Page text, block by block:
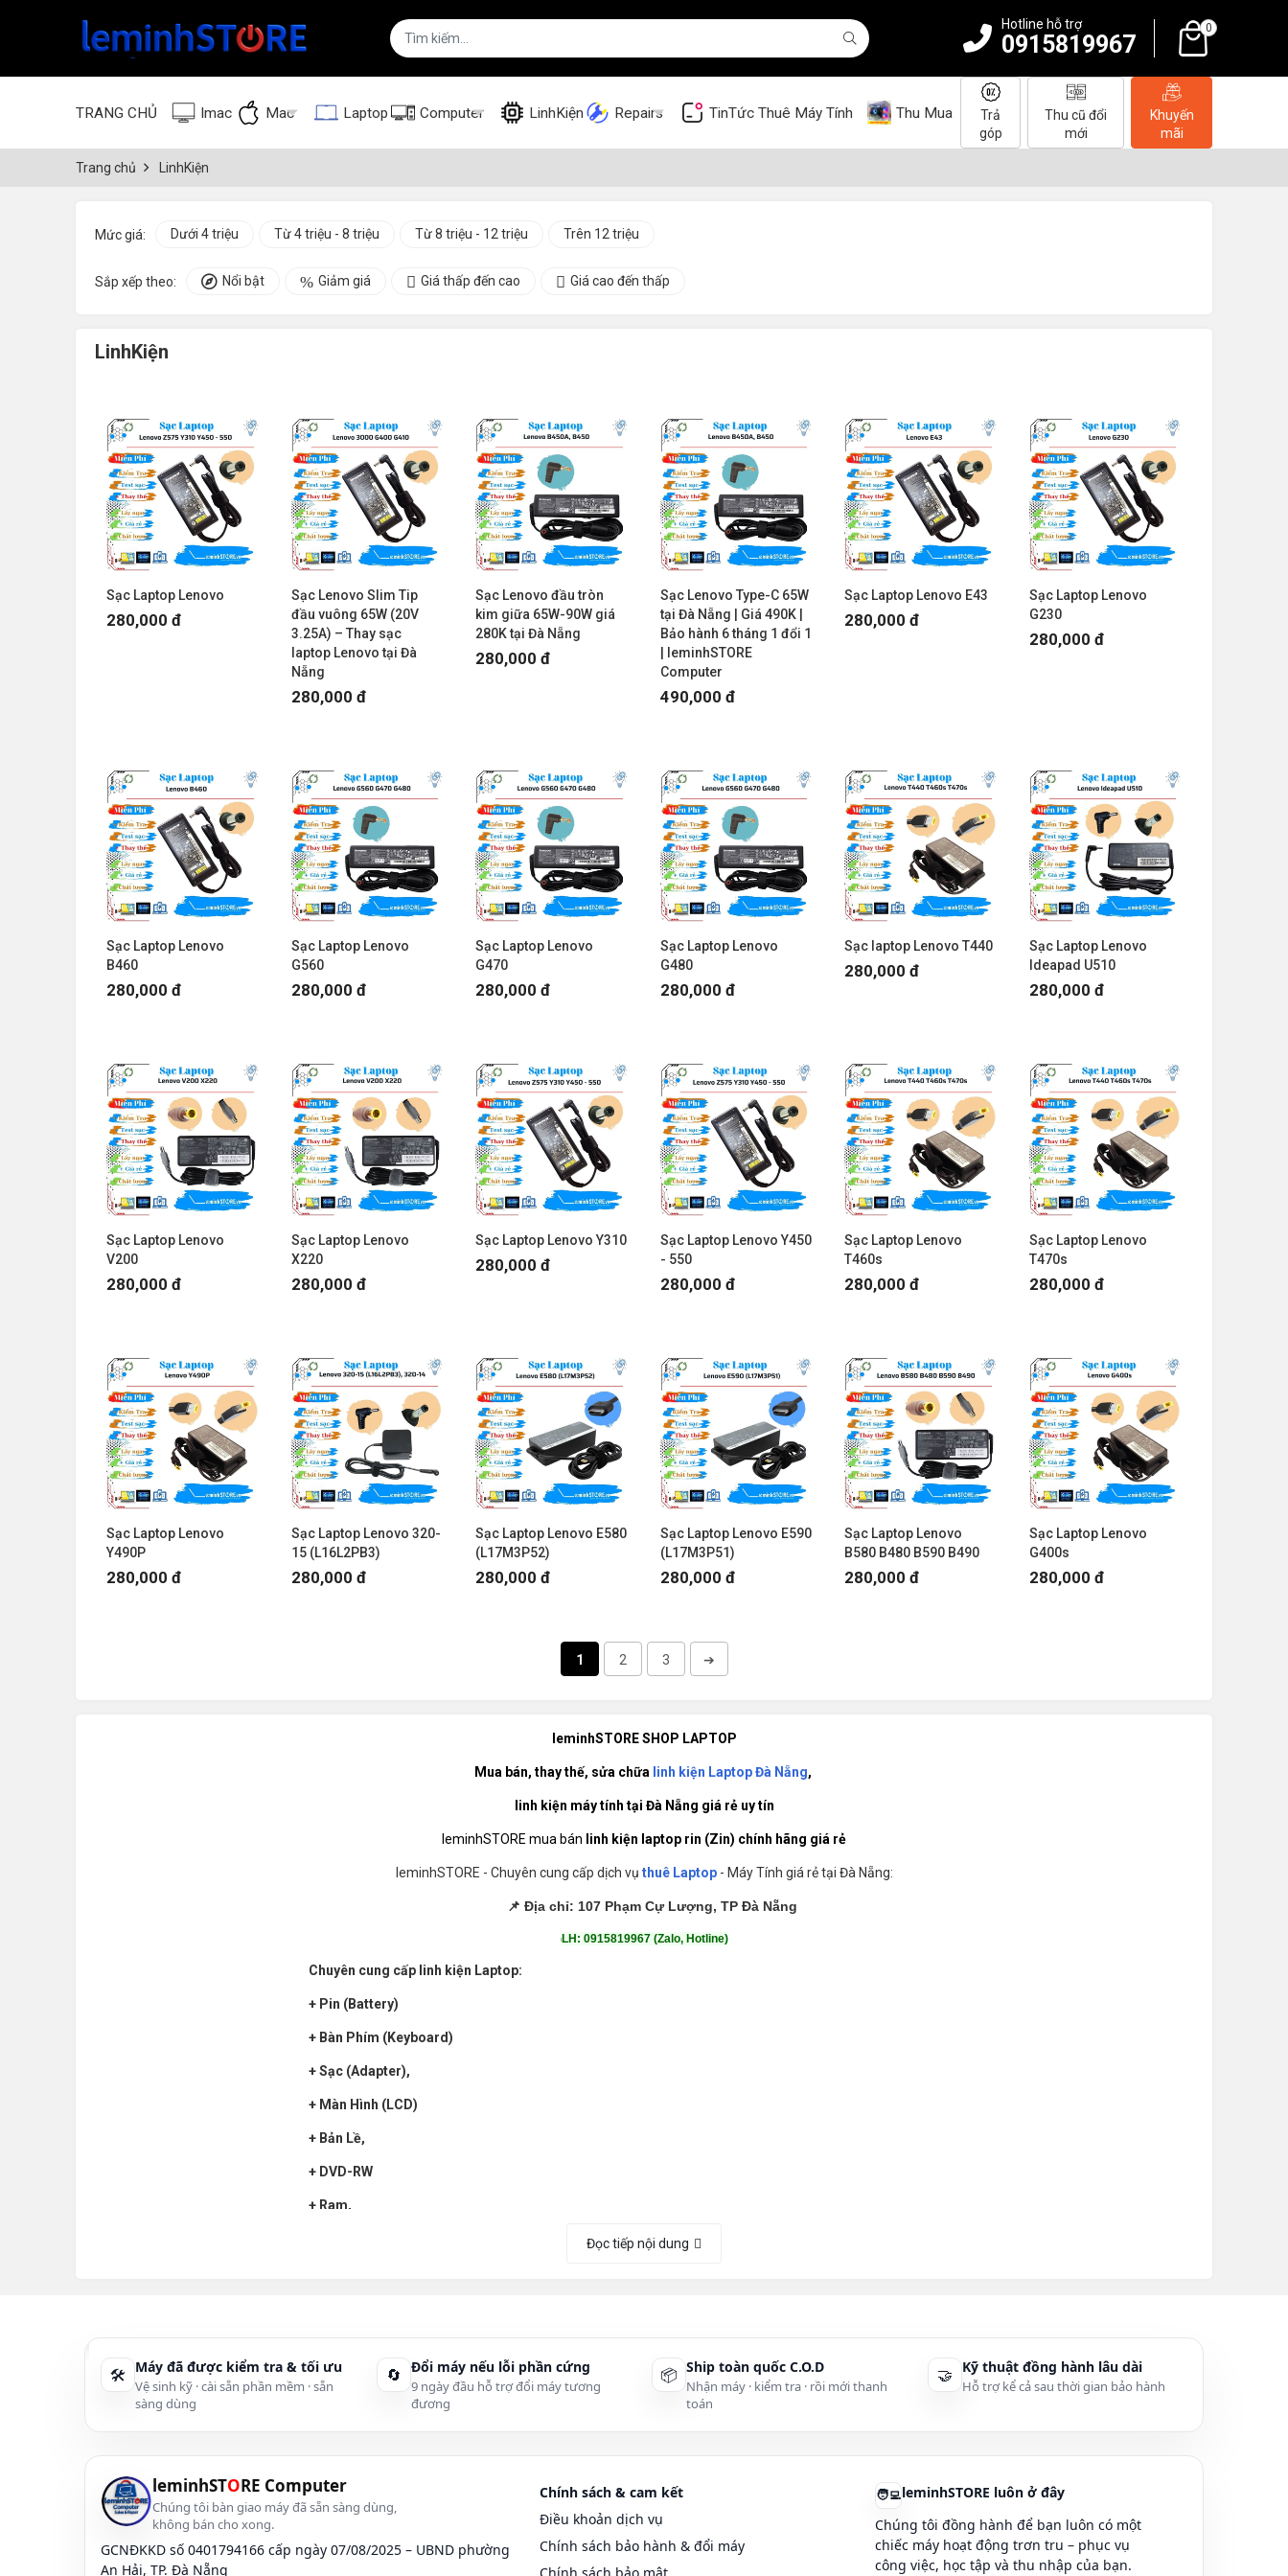
Hotline hỗ trợ
0915819967
0
TRANG CHỦ Imac Mac Laptop Computer LinhKiện Repairs TinTức Thuê Máy Tính Thu Mua
Trả
góp
Thu cũ đổi
mới
Khuyến
mãi
Trang chủ LinhKiện
Mức giá: Dưới 4 triệu Từ 4 triệu - 8 triệu Từ 8 triệu - 12 triệu Trên 12 triệu
Sắp xếp theo: Nổi bật Giảm giá Giá thấp đến cao Giá cao đến thấp
LinhKiện
Sạc Laptop Lenovo
280,000 đ
Sạc Lenovo Slim Tip
đầu vuông 65W (20V
3.25A) – Thay sạc
laptop Lenovo tại Đà
Nẵng
280,000 đ
Sạc Lenovo đầu tròn
kim giữa 65W-90W giá
280K tại Đà Nẵng
280,000 đ
Sạc Lenovo Type-C 65W
tại Đà Nẵng | Giá 490K |
Bảo hành 6 tháng 1 đổi 1
| leminhSTORE
Computer
490,000 đ
Sạc Laptop Lenovo E43
280,000 đ
Sạc Laptop Lenovo
G230
280,000 đ
Sạc Laptop Lenovo
B460
280,000 đ
Sạc Laptop Lenovo
G560
280,000 đ
Sạc Laptop Lenovo
G470
280,000 đ
Sạc Laptop Lenovo
G480
280,000 đ
Sạc laptop Lenovo T440
280,000 đ
Sạc Laptop Lenovo
Ideapad U510
280,000 đ
Sạc Laptop Lenovo
V200
280,000 đ
Sạc Laptop Lenovo
X220
280,000 đ
Sạc Laptop Lenovo Y310
280,000 đ
Sạc Laptop Lenovo Y450
- 550
280,000 đ
Sạc Laptop Lenovo
T460s
280,000 đ
Sạc Laptop Lenovo
T470s
280,000 đ
Sạc Laptop Lenovo
Y490P
280,000 đ
Sạc Laptop Lenovo 320-
15 (L16L2PB3)
280,000 đ
Sạc Laptop Lenovo E580
(L17M3P52)
280,000 đ
Sạc Laptop Lenovo E590
(L17M3P51)
280,000 đ
Sạc Laptop Lenovo
B580 B480 B590 B490
280,000 đ
Sạc Laptop Lenovo
G400s
280,000 đ
1 2 3 ➔
leminhSTORE SHOP LAPTOP
Mua bán, thay thế, sửa chữa linh kiện Laptop Đà Nẵng,
linh kiện máy tính tại Đà Nẵng giá rẻ uy tín
leminhSTORE mua bán linh kiện laptop rin (Zin) chính hãng giá rẻ
leminhSTORE - Chuyên cung cấp dịch vụ thuê Laptop- Máy Tính giá rẻ tại Đà Nẵng:
📌 Địa chỉ: 107 Phạm Cự Lượng, TP Đà Nẵng
➡️LH: 0915819967 (Zalo, Hotline)
Chuyên cung cấp linh kiện Laptop:
+ Pin (Battery)
+ Bàn Phím (Keyboard)
+ Sạc (Adapter),
+ Màn Hình (LCD)
+ Bản Lề,
+ DVD-RW
+ Ram,
Linh kiện Laptop:
Bàn phím laptop - Keyboard | Ổ cứng Adapter | Mainboard | Ổ đĩa quang | Pin laptop | Cáp màn hình - Cable
Màn hình laptop - LCD | Card wifi - Laptop | Bản lề laptop - Hinges | Bộ vi xử lý - CPU | Loa Laptop | RAM
LAPTOP | Quạt CPU - Fan | Cao áp laptop - Inverter | Linh kiện thay thế Macbook.
Bàn phím Acer | Bàn phím Asus | Bàn phím - Keyboard Macbook | Bàn phím Dell | Bàn phím HP | Bàn phím Lenovo IBM | Bàn phím MSI | Bàn phím Samsung | Bàn phím Sony | Bàn
>Sạc laptop- Adapter Laptop:
Sạc pin Dell | Sạc pin HP | Sạc pin Macbook | Sạc pin Lenovo | Sạc pin Samsung | Sạc pin Sony | Sạc pin IBM | Sạc
pin Toshiba | Sạc pin Acer | Sạc pin Asus |
Đọc tiếp nội dung
🛠 Máy đã được kiểm tra & tối ưu
Vệ sinh kỹ · cài sẵn phần mềm · sẵn
sàng dùng
🔄 Đổi máy nếu lỗi phần cứng
9 ngày đầu hỗ trợ đổi máy tương
đương
📦 Ship toàn quốc C.O.D
Nhận máy · kiểm tra · rồi mới thanh
toán
🤝 Kỹ thuật đồng hành lâu dài
Hỗ trợ kể cả sau thời gian bảo hành
leminhSTORE Computer
Chúng tôi bàn giao máy đã sẵn sàng dùng,
không bán cho xong.
GCNĐKKD số 0401794166 cấp ngày 07/08/2025 – UBND phường
An Hải, TP. Đà Nẵng
Chính sách & cam kết
Điều khoản dịch vụ
Chính sách bảo hành & đổi máy
🧑‍💻leminhSTORE luôn ở đây
Chúng tôi đồng hành để bạn luôn có một
chiếc máy hoạt động trơn tru – phục vụ
công việc, học tập và thu nhập của bạn.